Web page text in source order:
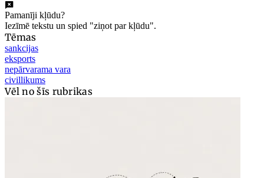
Pamanīji kļūdu?
Iezīmē tekstu un spied "ziņot par kļūdu".
Tēmas
sankcijas
eksports
nepārvarama vara
civillikums
Vēl no šīs rubrikas